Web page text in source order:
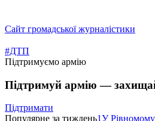
Сайт громадської журналістики
#ДТП
Підтримуємо армію
Підтримуй армію —
Підтримати
Популярне за тиждень1У